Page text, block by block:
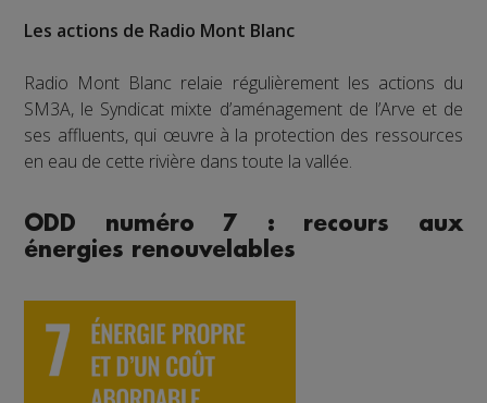
Les actions de Radio Mont Blanc
Radio Mont Blanc relaie régulièrement les actions du
SM3A, le Syndicat mixte d’aménagement de l’Arve et de
ses affluents, qui œuvre à la protection des ressources
en eau de cette rivière dans toute la vallée.
ODD numéro 7 : recours aux
énergies renouvelables